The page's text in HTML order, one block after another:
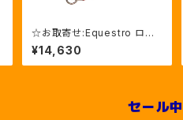
☆お取寄せ:Equestro ロゴ
マーク入り無口＆引手セッ
ト 7色 （ET05400）
¥14,630
セール